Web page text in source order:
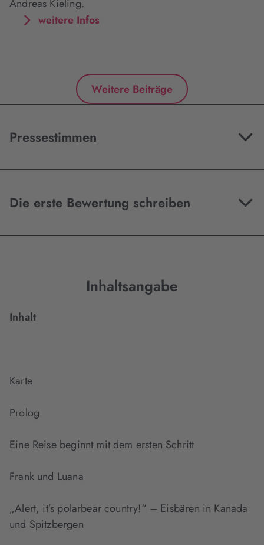
Andreas Kieling.
weitere Infos
Weitere Beiträge
Pressestimmen
Die erste Bewertung schreiben
Inhaltsangabe
Inhalt
Karte
Prolog
Eine Reise beginnt mit dem ersten Schritt
Frank und Luana
„Alert, it’s polarbear country!“ – Eisbären in Kanada
und Spitzbergen